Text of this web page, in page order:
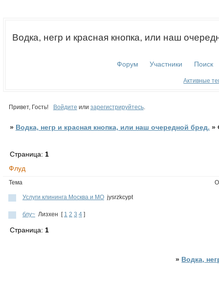
Водка, негр и красная кнопка, или наш
Форум Участники Поиск
Активные
Привет, Гость! Войдите или зарегистрируйтесь.
» Водка, негр и красная кнопка, или наш очередной бред. »
Флуд
Страница: 1
Тема
Услуги клининга Москва и МО jysrzkcypt
блу~ Лизхен [ 1 2 3 4 ]
Страница: 1
» Водка,